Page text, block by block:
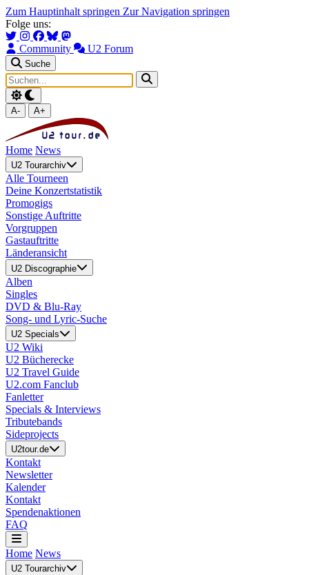
Zum Hauptinhalt springen Zur Navigation springen
Folge uns:
Community U2 Forum
Suche
A- A+
Home News
U2 Tourarchiv
Alle Tourneen
Deine Konzertstatistik
Promogigs
Sonstige Auftritte
Vorgruppen
Gastauftritte
Länderansicht
U2 Discographie
Alben
Singles
DVD & Blu-Ray
Song- und Lyric-Suche
U2 Specials
U2 Wiki
U2 Bücherecke
U2 Travel Guide
U2.com Fanclub
Fanletter
Specials & Interviews
Tributebands
Sideprojects
U2tour.de
Kontakt
Newsletter
Kalender
Kontakt
Spendenaktionen
FAQ
Home News
U2 Tourarchiv